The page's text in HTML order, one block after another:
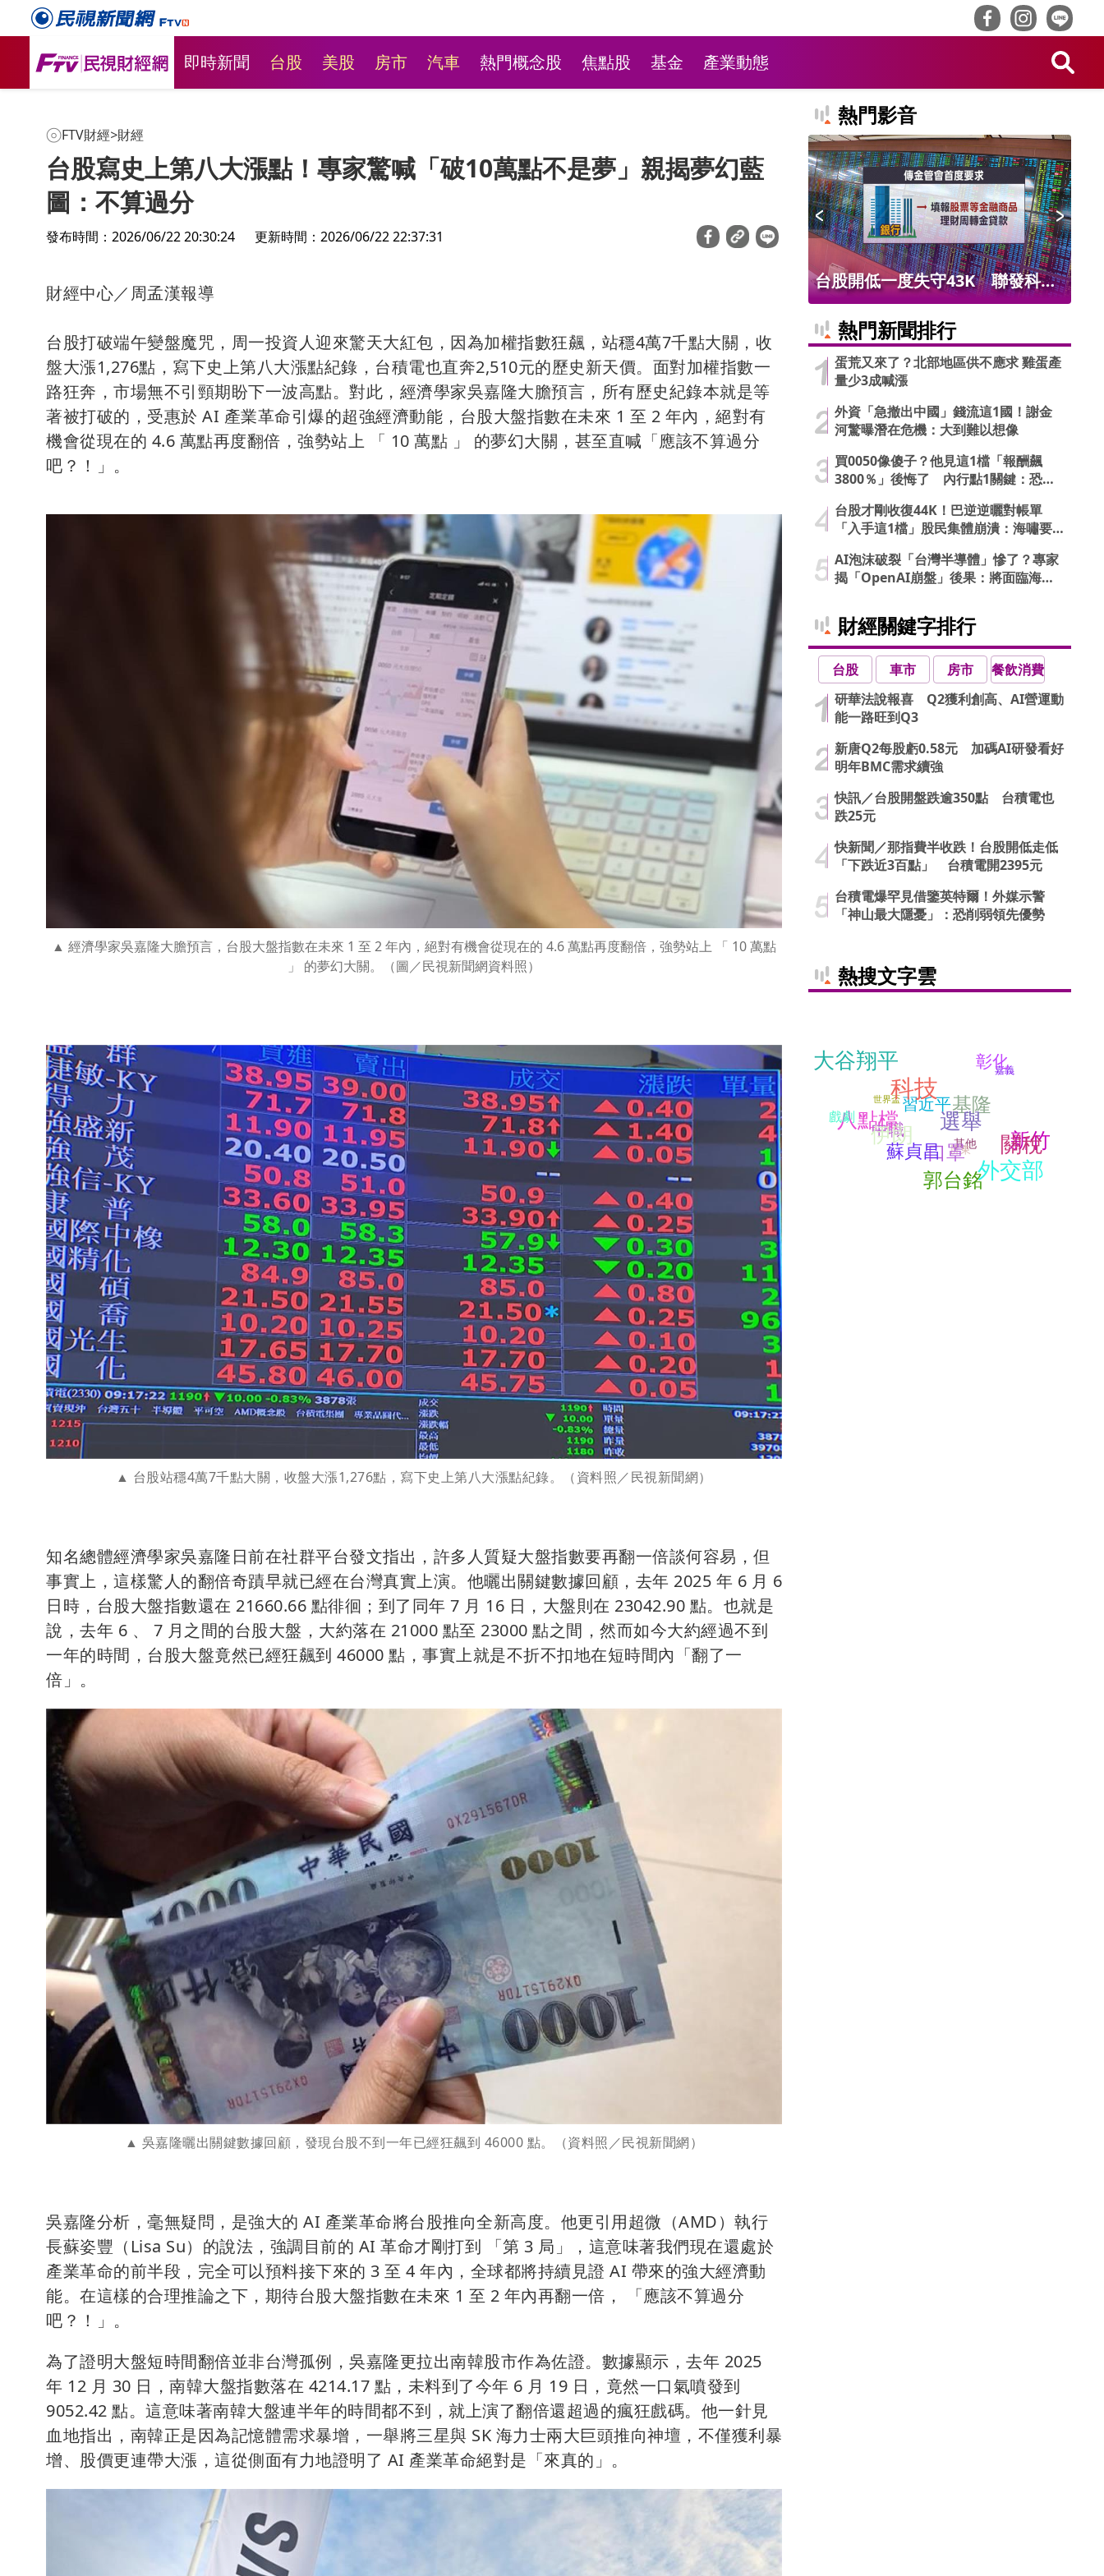
即時新聞 台股 美股 房市 汽車 熱門概念股 焦點股 基金 產業動態
FTV財經>財經
台股寫史上第八大漲點！專家驚喊「破10萬點不是夢」親揭夢幻藍
圖：不算過分
發布時間：2026/06/22 20:30:24 更新時間：2026/06/22 22:37:31
財經中心／周孟漢報導
台股打破端午變盤魔咒，周一投資人迎來驚天大紅包，因為加權指數狂飆，站穩4萬7千點大關，收
盤大漲1,276點，寫下史上第八大漲點紀錄，台積電也直奔2,510元的歷史新天價。面對加權指數一
路狂奔，市場無不引頸期盼下一波高點。對此，經濟學家吳嘉隆大膽預言，所有歷史紀錄本就是等
著被打破的，受惠於 AI 產業革命引爆的超強經濟動能，台股大盤指數在未來 1 至 2 年內，絕對有
機會從現在的 4.6 萬點再度翻倍，強勢站上 「 10 萬點 」 的夢幻大關，甚至直喊「應該不算過分
吧？！」。
經濟學家吳嘉隆大膽預言，台股大盤指數在未來 1 至 2 年內，絕對有機會從現在的 4.6 萬點再度翻倍，強勢站上 「 10 萬點
」 的夢幻大關。（圖／民視新聞網資料照）
台股站穩4萬7千點大關，收盤大漲1,276點，寫下史上第八大漲點紀錄。（資料照／民視新聞網）
知名總體經濟學家吳嘉隆日前在社群平台發文指出，許多人質疑大盤指數要再翻一倍談何容易，但
事實上，這樣驚人的翻倍奇蹟早就已經在台灣真實上演。他曬出關鍵數據回顧，去年 2025 年 6 月 6
日時，台股大盤指數還在 21660.66 點徘徊；到了同年 7 月 16 日，大盤則在 23042.90 點。也就是
說，去年 6 、 7 月之間的台股大盤，大約落在 21000 點至 23000 點之間，然而如今大約經過不到
一年的時間，台股大盤竟然已經狂飆到 46000 點，事實上就是不折不扣地在短時間內「翻了一
倍」。
吳嘉隆曬出關鍵數據回顧，發現台股不到一年已經狂飆到 46000 點。（資料照／民視新聞網）
吳嘉隆分析，毫無疑問，是強大的 AI 產業革命將台股推向全新高度。他更引用超微（AMD）執行
長蘇姿豐（Lisa Su）的說法，強調目前的 AI 革命才剛打到 「第 3 局」，這意味著我們現在還處於
產業革命的前半段，完全可以預料接下來的 3 至 4 年內，全球都將持續見證 AI 帶來的強大經濟動
能。在這樣的合理推論之下，期待台股大盤指數在未來 1 至 2 年內再翻一倍， 「應該不算過分
吧？！」。
為了證明大盤短時間翻倍並非台灣孤例，吳嘉隆更拉出南韓股市作為佐證。數據顯示，去年 2025
年 12 月 30 日，南韓大盤指數落在 4214.17 點，未料到了今年 6 月 19 日，竟然一口氣噴發到
9052.42 點。這意味著南韓大盤連半年的時間都不到，就上演了翻倍還超過的瘋狂戲碼。他一針見
血地指出，南韓正是因為記憶體需求暴增，一舉將三星與 SK 海力士兩大巨頭推向神壇，不僅獲利暴
增、股價更連帶大漲，這從側面有力地證明了 AI 產業革命絕對是「來真的」。
熱門影音
水溝蓋上曬麵線！孫女炫耀「純手
熱門新聞排行
蛋荒又來了？北部地區供不應求 雞蛋產
量少3成喊漲
外資「急撤出中國」錢流這1國！謝金
河驚曝潛在危機：大到難以想像
買0050像傻子？他見這1檔「報酬飆
3800％」後悔了 內行點1關鍵：恐直
台股才剛收復44K！巴逆逆曬對帳單
「入手這1檔」股民集體崩潰：海嘯要
AI泡沫破裂「台灣半導體」慘了？專家
揭「OpenAI崩盤」後果：將面臨海嘯
財經關鍵字排行
台股 車市 房市
餐飲消費
研華法說報喜 Q2獲利創高、AI營運動
能一路旺到Q3
新唐Q2每股虧0.58元 加碼AI研發看好
明年BMC需求續強
快訊／台股開盤跌逾350點 台積電也
跌25元
快新聞／那指費半收跌！台股開低走低
「下跌近3百點」 台積電開2395元
台積電爆罕見借鑒英特爾！外媒示警
「神山最大隱憂」：恐削弱領先優勢
熱搜文字雲
基隆
其他
郭台銘
中職
世界盃
八點檔
習近平
伊朗
嘉義
屏東
選舉
大谷翔平
戲劇
新竹
口罩
蘇貞昌
外交部
科技
彰化
關稅